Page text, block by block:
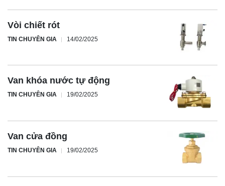
Vòi chiết rót
TIN CHUYÊN GIA 14/02/2025
Van khóa nước tự động
TIN CHUYÊN GIA 19/02/2025
Van cửa đồng
TIN CHUYÊN GIA 19/02/2025